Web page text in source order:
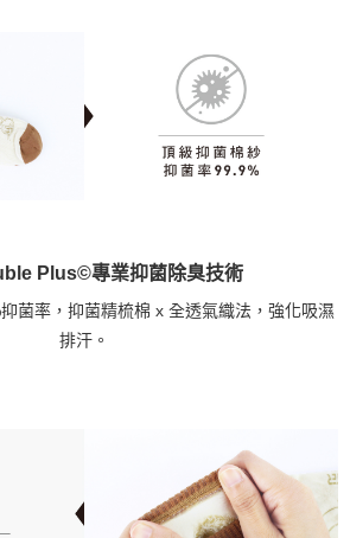
Plus©專業抑菌除臭技術
菌率，抑菌精梳棉 x 全透氣織法，強化吸濕
排汗。